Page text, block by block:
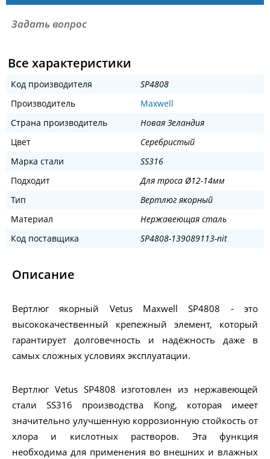
Задать вопрос
Все характеристики
Код производителя
SP4808
Производитель
Maxwell
Страна производитель
Новая Зеландия
Цвет
Серебристый
Марка стали
SS316
Подходит
Для троса Ø12-14мм
Тип
Вертлюг якорный
Материал
Нержавеющая сталь
Код поставщика
SP4808-139089113-nit
Описание
Вертлюг якорный Vetus Maxwell SP4808 - это
высококачественный крепежный элемент, который
гарантирует долговечность и надёжность даже в
самых сложных условиях эксплуатации.
Вертлюг Vetus SP4808 изготовлен из нержавеющей
стали SS316 производства Kong, которая имеет
значительно улучшенную коррозионную стойкость от
хлора и кислотных растворов. Эта функция
необходима для применения во внешних и влажных